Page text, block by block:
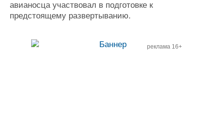
авианосца участвовал в подготовке к
предстоящему развертыванию.
реклама 16+